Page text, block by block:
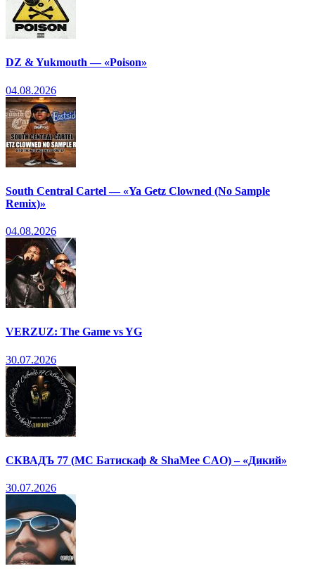
DZ & Yukmouth — «Poison»
04.08.2026
South Central Cartel — «Ya Getz Clowned (No Sample
Remix)»
04.08.2026
VERZUZ: The Game vs YG
30.07.2026
СКВАДЪ 77 (МС Батискаф & ShaMee CAO) – «Дикий»
30.07.2026